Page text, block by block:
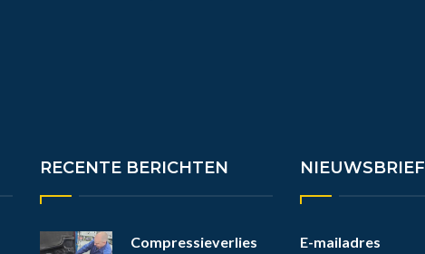
RECENTE BERICHTEN
Compressieverlies
NIEUWSBRIEF
E-mailadres